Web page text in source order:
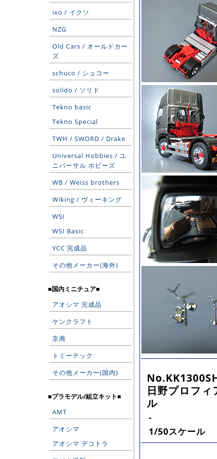
ixo / イクソ
NZG
Old Cars / オールドカー
ズ
schuco / シュコー
solido / ソリド
Tekno basic
Tekno Special
TWH / SWORD / Drake
Universal Hobbies / ユ
ニバーサル ホビーズ
WB / Weiss brothers
Wiking / ヴィーキング
WSI
WSI Basic
YCC 完成品
その他メーカー(海外)
■国内ミニチュア■
アオシマ 完成品
ケンクラフト
京商
トミーテック
その他メーカー(国内)
■プラモデル/組立キット■
AMT
アオシマ
アオシマ デコトラ
日野プロフ
ル
-
1/50スケール